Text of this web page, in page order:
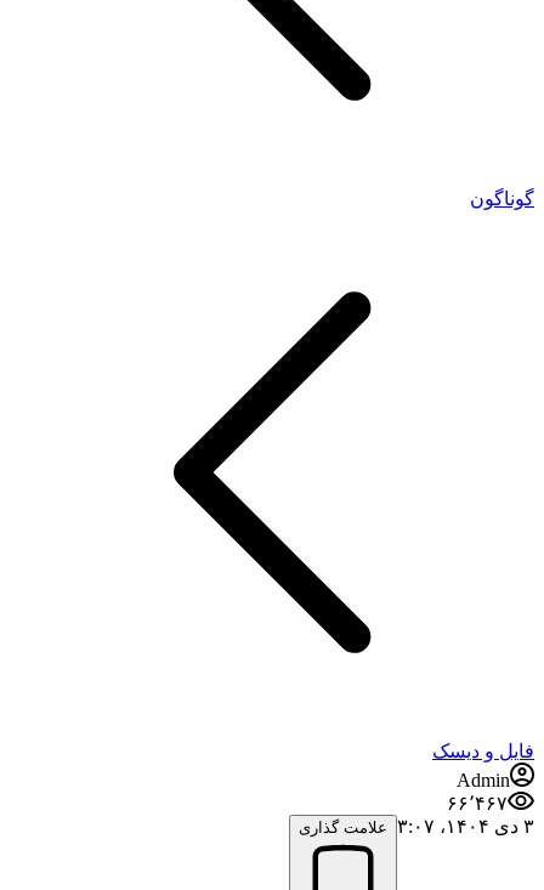
گوناگون
فایل و دیسک
Admin
۶۶٬۴۶۷
۳ دی ۱۴۰۴،‏ ۳:۰۷
علامت گذاری